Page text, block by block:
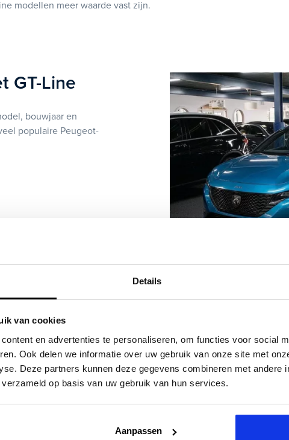
Details
van cookies
en advertenties te personaliseren, om functies voor social
Ook delen we informatie over uw gebruik van onze site met
Deze partners kunnen deze gegevens combineren met andere
op basis van uw gebruik van hun services.
Aanpassen
modellen meer waarde vast zijn.
GT-Line
bouwjaar en
populaire Peugeot-
de Peugeot GT-Line
GT?
luxe en technologie, vaak zonder motorupgrades.
motoropties.
bumpers, en velgen. Premium interieur met sportstoelen,